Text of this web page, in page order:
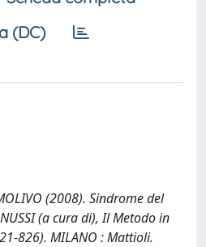
(DC)
(2008). Sindrome del
(a cura di), Il Metodo in
826). MILANO : Mattioli.